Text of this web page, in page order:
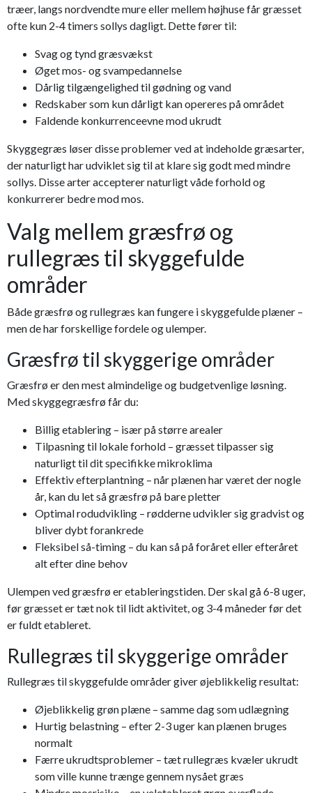
træer, langs nordvendte mure eller mellem højhuse får græsset
ofte kun 2-4 timers sollys dagligt. Dette fører til:
Svag og tynd græsvækst
Øget mos- og svampedannelse
Dårlig tilgængelighed til gødning og vand
Redskaber som kun dårligt kan opereres på området
Faldende konkurrenceevne mod ukrudt
Skyggegræs løser disse problemer ved at indeholde græsarter,
der naturligt har udviklet sig til at klare sig godt med mindre
sollys. Disse arter accepterer naturligt våde forhold og
konkurrerer bedre mod mos.
Valg mellem græsfrø og
rullegræs til skyggefulde
områder
Både græsfrø og rullegræs kan fungere i skyggefulde plæner –
men de har forskellige fordele og ulemper.
Græsfrø til skyggerige områder
Græsfrø er den mest almindelige og budgetvenlige løsning.
Med skyggegræsfrø får du:
Billig etablering – især på større arealer
Tilpasning til lokale forhold – græsset tilpasser sig
naturligt til dit specifikke mikroklima
Effektiv efterplantning – når plænen har været der nogle
år, kan du let så græsfrø på bare pletter
Optimal rodudvikling – rødderne udvikler sig gradvist og
bliver dybt forankrede
Fleksibel så-timing – du kan så på foråret eller efteråret
alt efter dine behov
Ulempen ved græsfrø er etableringstiden. Der skal gå 6-8 uger,
før græsset er tæt nok til lidt aktivitet, og 3-4 måneder før det
er fuldt etableret.
Rullegræs til skyggerige områder
Rullegræs til skyggefulde områder giver øjeblikkelig resultat:
Øjeblikkelig grøn plæne – samme dag som udlægning
Hurtig belastning – efter 2-3 uger kan plænen bruges
normalt
Færre ukrudtsproblemer – tæt rullegræs kvæler ukrudt
som ville kunne trænge gennem nysået græs